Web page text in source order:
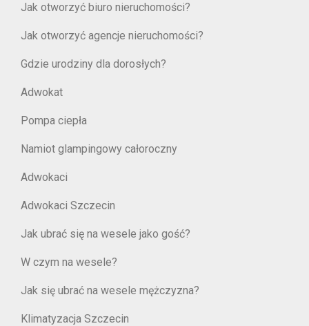
Jak otworzyć biuro nieruchomości?
Jak otworzyć agencje nieruchomości?
Gdzie urodziny dla dorosłych?
Adwokat
Pompa ciepła
Namiot glampingowy całoroczny
Adwokaci
Adwokaci Szczecin
Jak ubrać się na wesele jako gość?
W czym na wesele?
Jak się ubrać na wesele mężczyzna?
Klimatyzacja Szczecin